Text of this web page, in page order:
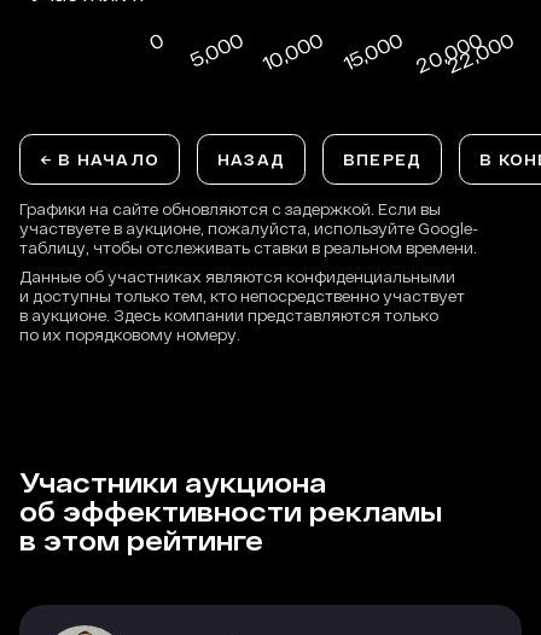
← В НАЧАЛО НАЗАД ВПЕРЕД В
Графики на сайте обновляются с задержкой. Если вы
участвуете в аукционе, пожалуйста, используйте Google-
таблицу, чтобы отслеживать ставки в реальном времени.
Данные об участниках являются конфиденциальными
и доступны только тем, кто непосредственно участвует
в аукционе. Здесь компании представляются только
по их порядковому номеру.
Участники аукциона
об эффективности рекламы
в этом рейтинге